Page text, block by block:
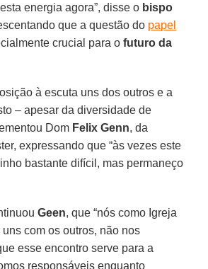
energia agora”, disse o bispo
que a questão do papel
crucial para ofuturo da
à escuta uns dos outros e a
– apesar da diversidade de
Dom Felix Genn, da
expressando que “às vezes este
bastante difícil, mas permaneço
Geen, que “nós como Igreja
com os outros, não nos
esse encontro serve para a
responsáveis enquanto